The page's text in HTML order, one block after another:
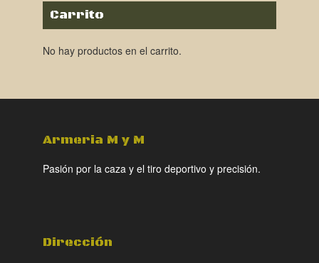
Carrito
No hay productos en el carrito.
Armeria M y M
Pasión por la caza y el tiro deportivo y precisión.
Dirección